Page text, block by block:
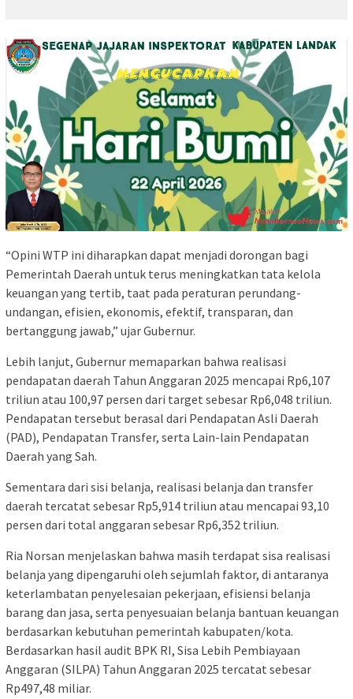
“Opini WTP ini diharapkan dapat menjadi dorongan bagi
Pemerintah Daerah untuk terus meningkatkan tata kelola
keuangan yang tertib, taat pada peraturan perundang-
undangan, efisien, ekonomis, efektif, transparan, dan
bertanggung jawab,” ujar Gubernur.
Lebih lanjut, Gubernur memaparkan bahwa realisasi
pendapatan daerah Tahun Anggaran 2025 mencapai Rp6,107
triliun atau 100,97 persen dari target sebesar Rp6,048 triliun.
Pendapatan tersebut berasal dari Pendapatan Asli Daerah
(PAD), Pendapatan Transfer, serta Lain-lain Pendapatan
Daerah yang Sah.
Sementara dari sisi belanja, realisasi belanja dan transfer
daerah tercatat sebesar Rp5,914 triliun atau mencapai 93,10
persen dari total anggaran sebesar Rp6,352 triliun.
Ria Norsan menjelaskan bahwa masih terdapat sisa realisasi
belanja yang dipengaruhi oleh sejumlah faktor, di antaranya
keterlambatan penyelesaian pekerjaan, efisiensi belanja
barang dan jasa, serta penyesuaian belanja bantuan keuangan
berdasarkan kebutuhan pemerintah kabupaten/kota.
Berdasarkan hasil audit BPK RI, Sisa Lebih Pembiayaan
Anggaran (SILPA) Tahun Anggaran 2025 tercatat sebesar
Rp497,48 miliar.